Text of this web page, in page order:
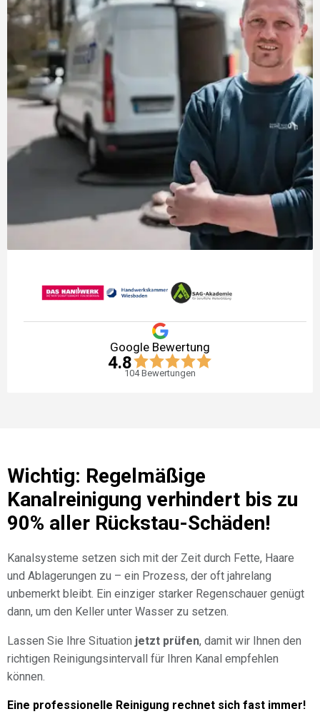
Google Bewertung
4.8
104Bewertungen
Wichtig: Regelmäßige
Kanalreinigung verhindert bis zu
90% aller Rückstau-Schäden!
Kanalsysteme setzen sich mit der Zeit durch Fette, Haare
und Ablagerungen zu – ein Prozess, der oft jahrelang
unbemerkt bleibt. Ein einziger starker Regenschauer genügt
dann, um den Keller unter Wasser zu setzen.
Lassen Sie Ihre Situation jetzt prüfen, damit wir Ihnen den
richtigen Reinigungsintervall für Ihren Kanal empfehlen
können.
Eine professionelle Reinigung rechnet sich fast immer!